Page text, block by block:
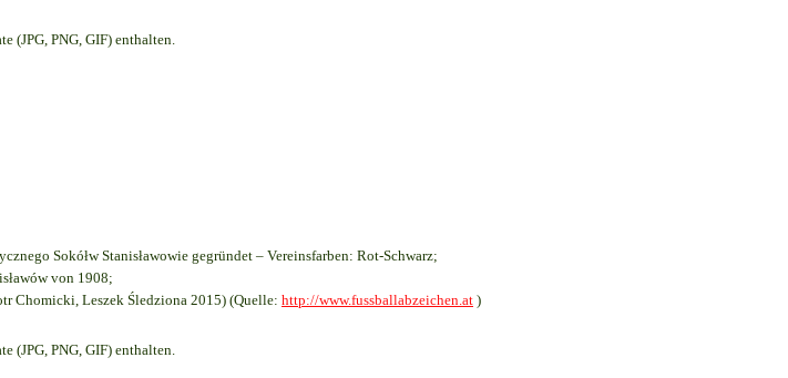
(JPG, PNG, GIF) enthalten.
Sokółw Stanisławowie gegründet – Vereinsfarben: Rot-Schwarz;
von 1908;
Chomicki, Leszek Śledziona 2015) (Quelle: http://www.fussballabzeichen.at )
(JPG, PNG, GIF) enthalten.